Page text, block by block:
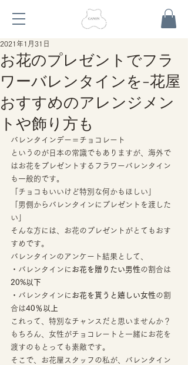
お花のプレゼントでフラ
ワーバレンタインを-花屋
おすすめのアレンジメン
トや飾り方も
2021年1月31日
バレンタインデー＝チョコレート
というのが日本の常識でもありますが、海外で
はお花をプレゼントするフラワーバレンタイン
も一般的です。
「チョコもいいけど特別な何かもほしい」
「男側からバレンタインにプレゼントを渡した
い」
そんな方には、お花のプレゼントがとてもおす
すめです。
バレンタインのアンケート結果として、
・バレンタインに お花を贈りたい男性の割合は
20%以下
・バレンタインに お花を貰うと嬉しい女性の割
合は40％以上
これって、特別なチャンスだと思いませんか？
もちろん、女性がチョコレートと一緒にお花を
渡すのもとっても素敵です。
そこで、お花屋スタッフの私が、バレンタイン